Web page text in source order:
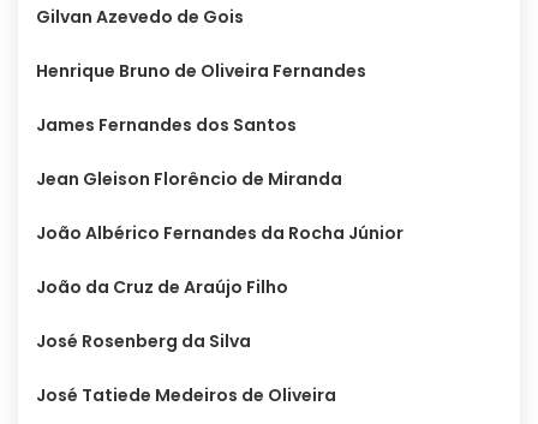
Gilvan Azevedo de Gois
Henrique Bruno de Oliveira Fernandes
James Fernandes dos Santos
Jean Gleison Florêncio de Miranda
João Albérico Fernandes da Rocha Júnior
João da Cruz de Araújo Filho
José Rosenberg da Silva
José Tatiede Medeiros de Oliveira